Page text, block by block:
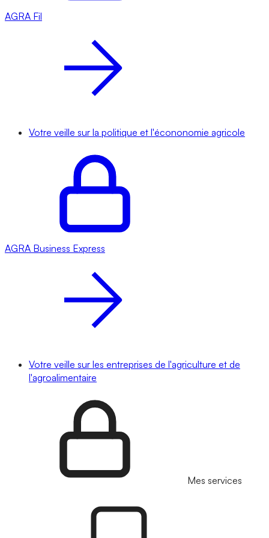
AGRA Fil
Votre veille sur la politique et l'écononomie agricole
AGRA Business Express
Votre veille sur les entreprises de l'agriculture et de
l'agroalimentaire
Mes services